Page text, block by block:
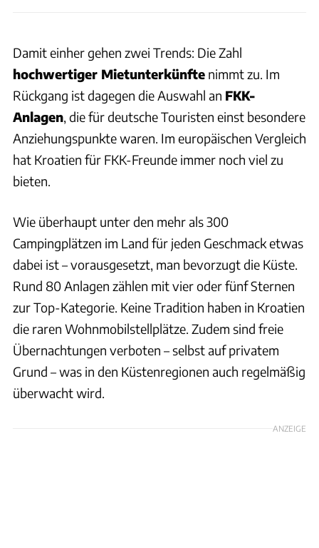
Damit einher gehen zwei Trends: Die Zahl
hochwertiger Mietunterkünfte nimmt zu. Im
Rückgang ist dagegen die Auswahl an FKK-
Anlagen, die für deutsche Touristen einst besondere
Anziehungspunkte waren. Im europäischen Vergleich
hat Kroatien für FKK-Freunde immer noch viel zu
bieten.
Wie überhaupt unter den mehr als 300
Campingplätzen im Land für jeden Geschmack etwas
dabei ist – vorausgesetzt, man bevorzugt die Küste.
Rund 80 Anlagen zählen mit vier oder fünf Sternen
zur Top-Kategorie. Keine Tradition haben in Kroatien
die raren Wohnmobilstellplätze. Zudem sind freie
Übernachtungen verboten – selbst auf privatem
Grund – was in den Küstenregionen auch regelmäßig
überwacht wird.
ANZEIGE